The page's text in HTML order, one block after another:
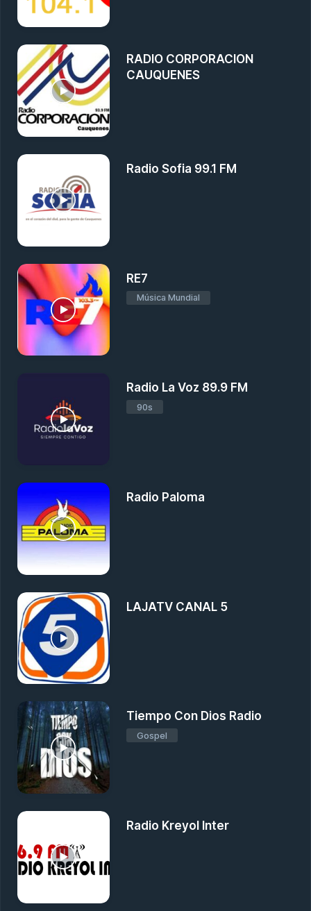
RADIO CORPORACION
CAUQUENES
Radio Sofia 99.1 FM
RE7
Música Mundial
Radio La Voz 89.9 FM
90s
Radio Paloma
LAJATV CANAL 5
Tiempo Con Dios Radio
Gospel
Radio Kreyol Inter